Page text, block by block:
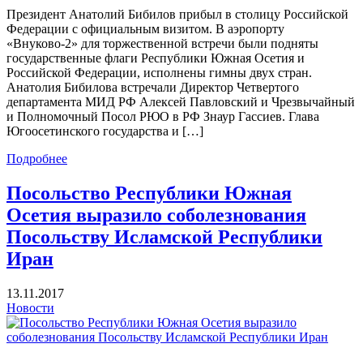
Президент Анатолий Бибилов прибыл в столицу Российской
Федерации с официальным визитом. В аэропорту
«Внуково-2» для торжественной встречи были подняты
государственные флаги Республики Южная Осетия и
Российской Федерации, исполнены гимны двух стран.
Анатолия Бибилова встречали Директор Четвертого
департамента МИД РФ Алексей Павловский и Чрезвычайный
и Полномочный Посол РЮО в РФ Знаур Гассиев. Глава
Югоосетинского государства и […]
Подробнее
Посольство Республики Южная
Осетия выразило соболезнования
Посольству Исламской Республики
Иран
13.11.2017
Новости